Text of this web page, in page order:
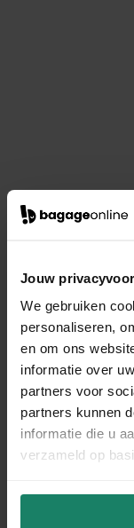
Jouw
We gebruiken
personaliseren,
en om ons
informatie over
partners voor
partners kunnen
informatie die u
verzameld op